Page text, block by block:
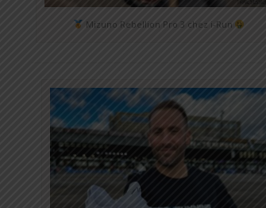
Mizuno Rebellion Pro 3 chez i-Run